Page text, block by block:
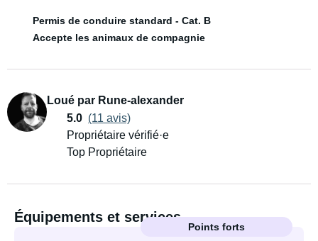
Permis de conduire standard - Cat. B
Accepte les animaux de compagnie
Loué par Rune-alexander
5.0 (11 avis)
Propriétaire vérifié·e
Top Propriétaire
Équipements et services
Points forts